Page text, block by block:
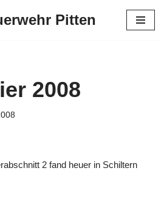
Pitten
2008
2 fand heuer in Schiltern